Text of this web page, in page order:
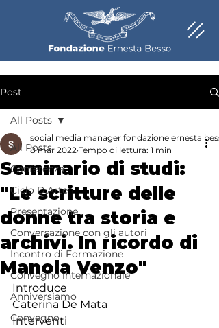
Post
All Posts
Conferenza
Ciclo D.Arte
Presentazione
Conversazione con gli autori
Incontro di Formazione
Convegno internazionale
Anniversiamo
Convegno
All Posts
Seminario di studi:
"Le scritture delle
donne tra storia e
archivi. In ricordo di
Manola Venzo"
social media manager fondazione ernesta
8 mar 2022 Tempo di lettura: 1 min
Introduce
Caterina De Mata
Interventi